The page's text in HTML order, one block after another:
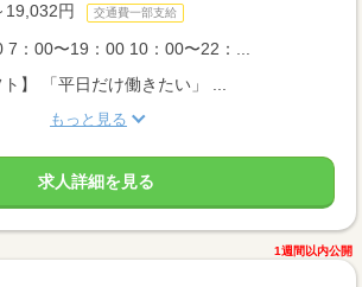
19,032円 交通費一部支給
：00〜19：00 10：00〜22：...
ト】 「平日だけ働きたい」 ...
もっと見る
求人詳細を見る
1週間以内公開